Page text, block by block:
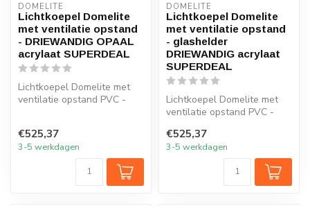
DOMELITE
Lichtkoepel Domelite
met ventilatie opstand
- DRIEWANDIG OPAAL
acrylaat SUPERDEAL
Lichtkoepel Domelite met
ventilatie opstand PVC -
€525,37
3-5 werkdagen
DOMELITE
Lichtkoepel Domelite
met ventilatie opstand
- glashelder
DRIEWANDIG acrylaat
SUPERDEAL
Lichtkoepel Domelite met
ventilatie opstand PVC -
acrylaat...
€525,37
3-5 werkdagen